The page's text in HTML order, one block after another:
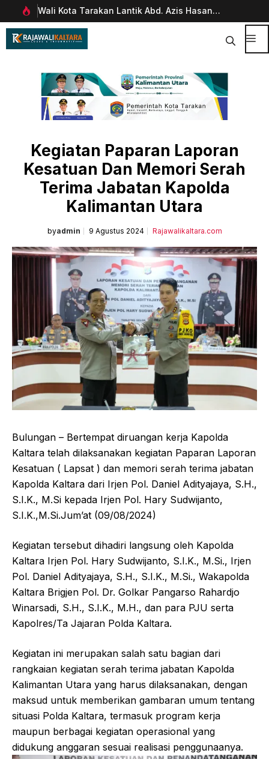
Langsung
ke
Wali Kota Tarakan Lantik Abd. Azis Hasan
sebagai Sekda
Kegiatan Paparan Laporan
Kesatuan Dan Memori Serah
Terima Jabatan Kapolda
Kalimantan Utara
byadmin 9 Agustus 2024 Rajawalikaltara.com
Bulungan – Bertempat diruangan kerja Kapolda
Kaltara telah dilaksanakan kegiatan Paparan Laporan
Kesatuan ( Lapsat ) dan memori serah terima jabatan
Kapolda Kaltara dari Irjen Pol. Daniel Adityajaya, S.H.,
S.I.K., M.Si kepada Irjen Pol. Hary Sudwijanto,
S.I.K.,M.Si.Jum’at (09/08/2024)
Kegiatan tersebut dihadiri langsung oleh Kapolda
Kaltara Irjen Pol. Hary Sudwijanto, S.I.K., M.Si., Irjen
Pol. Daniel Adityajaya, S.H., S.I.K., M.Si., Wakapolda
Kaltara Brigjen Pol. Dr. Golkar Pangarso Rahardjo
Winarsadi, S.H., S.I.K., M.H., dan para PJU serta
Kapolres/Ta Jajaran Polda Kaltara.
Kegiatan ini merupakan salah satu bagian dari
rangkaian kegiatan serah terima jabatan Kapolda
Kalimantan Utara yang harus dilaksanakan, dengan
maksud untuk memberikan gambaran umum tentang
situasi Polda Kaltara, termasuk program kerja
maupun berbagai kegiatan operasional yang
didukung anggaran sesuai realisasi penggunaanya.